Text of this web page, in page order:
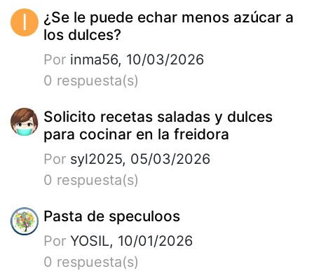
I
¿Se le puede echar menos azúcar a
los dulces?
Por inma56, 10/03/2026
0 respuesta(s)
Solicito recetas saladas y dulces
para cocinar en la freidora
Por syl2025, 05/03/2026
0 respuesta(s)
Pasta de speculoos
Por YOSIL, 10/01/2026
0 respuesta(s)